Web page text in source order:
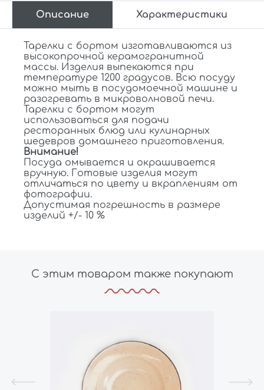
Описание Характеристики
Тарелки с бортом изготавливаются из
высокопрочной керамогранитной
массы. Изделия выпекаются при
температуре 1200 градусов. Всю посуду
можно мыть в посудомоечной машине и
разогревать в микроволновой печи.
Тарелки с бортом могут
использоваться для подачи
ресторанных блюд или кулинарных
шедевров домашнего приготовления.
Внимание!
Посуда омывается и окрашивается
вручную. Готовые изделия могут
отличаться по цвету и вкраплениям от
фотографии.
Допустимая погрешность в размере
изделий +/- 10 %
С этим товаром также покупают